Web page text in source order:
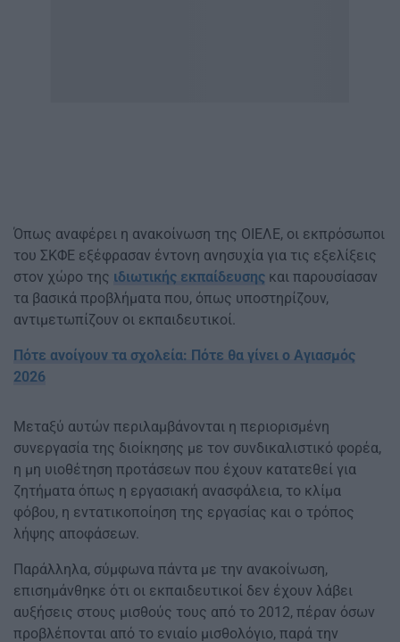
Όπως αναφέρει η ανακοίνωση της ΟΙΕΛΕ, οι εκπρόσωποι
του ΣΚΦΕ εξέφρασαν έντονη ανησυχία για τις εξελίξεις
στον χώρο της ιδιωτικής εκπαίδευσης και παρουσίασαν
τα βασικά προβλήματα που, όπως υποστηρίζουν,
αντιμετωπίζουν οι εκπαιδευτικοί.
Πότε ανοίγουν τα σχολεία: Πότε θα γίνει ο Αγιασμός
2026
Μεταξύ αυτών περιλαμβάνονται η περιορισμένη
συνεργασία της διοίκησης με τον συνδικαλιστικό φορέα,
η μη υιοθέτηση προτάσεων που έχουν κατατεθεί για
ζητήματα όπως η εργασιακή ανασφάλεια, το κλίμα
φόβου, η εντατικοποίηση της εργασίας και ο τρόπος
λήψης αποφάσεων.
Παράλληλα, σύμφωνα πάντα με την ανακοίνωση,
επισημάνθηκε ότι οι εκπαιδευτικοί δεν έχουν λάβει
αυξήσεις στους μισθούς τους από το 2012, πέραν όσων
προβλέπονται από το ενιαίο μισθολόγιο, παρά την